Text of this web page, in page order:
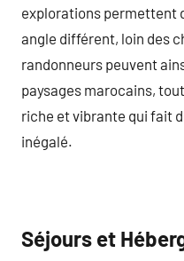
explorations permettent
angle différent, loin des
randonneurs peuvent
paysages marocains,
riche et vibrante qui fait
inégalé.
Séjours et